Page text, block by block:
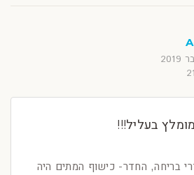
בעליל!!!
קרוב ל20 חדרי בריחה, החדר- כישוף המתים היה